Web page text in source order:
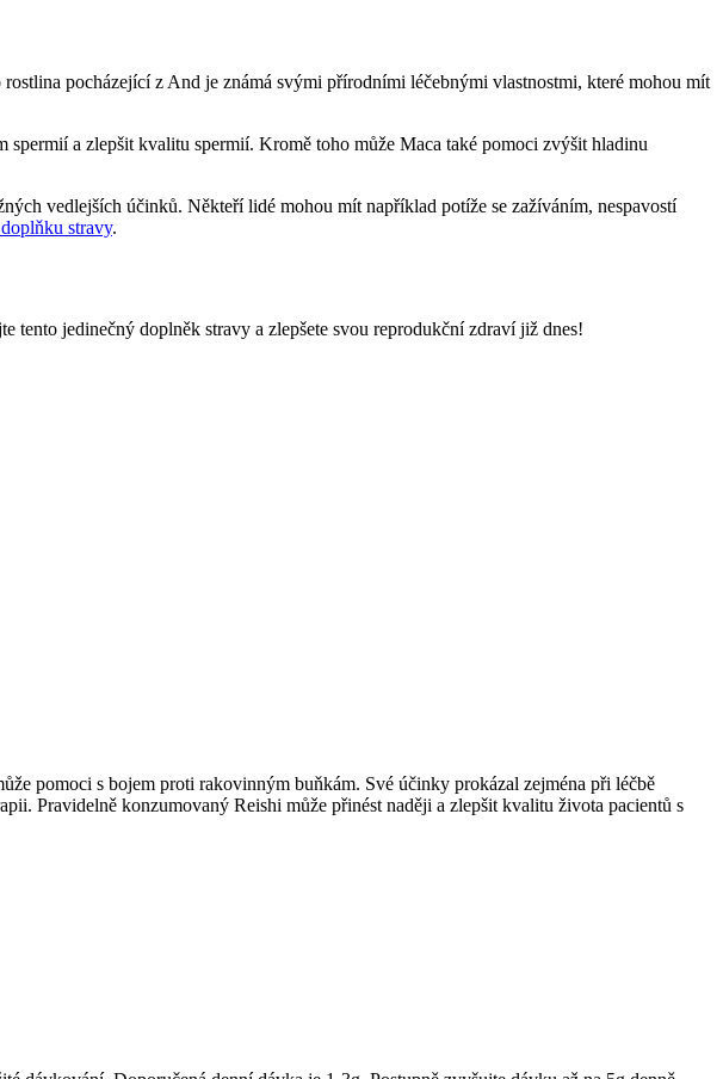
pocházející z And je známá svými přírodními léčebnými vlastnostmi, které mohou mít
a zlepšit kvalitu spermií. Kromě toho může Maca také pomoci zvýšit hladinu
vedlejších účinků. Někteří lidé mohou mít například potíže se zažíváním, nespavostí
stravy.
tento jedinečný doplněk stravy a zlepšete svou reprodukční zdraví již dnes!
pomoci s bojem proti rakovinným buňkám. Své účinky prokázal zejména při léčbě
Pravidelně konzumovaný Reishi může přinést naději a zlepšit kvalitu života pacientů s